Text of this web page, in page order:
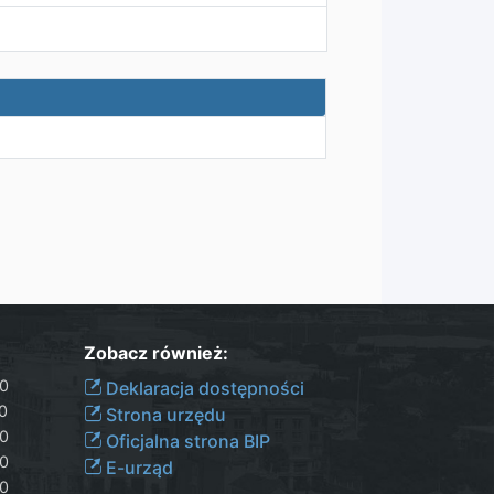
Zobacz również:
Deklaracja dostępności
Strona urzędu
Oficjalna strona BIP
E-urząd